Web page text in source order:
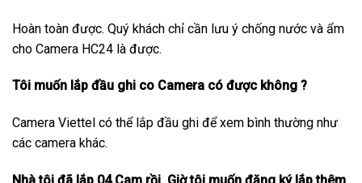
Hoàn toàn được. Quý khách chỉ cần lưu ý chống nước và ẩm
cho Camera HC24 là được.
Tôi muốn lắp đầu ghi co Camera có được không ?
Camera Viettel có thể lắp đầu ghi để xem bình thường như
các camera khác.